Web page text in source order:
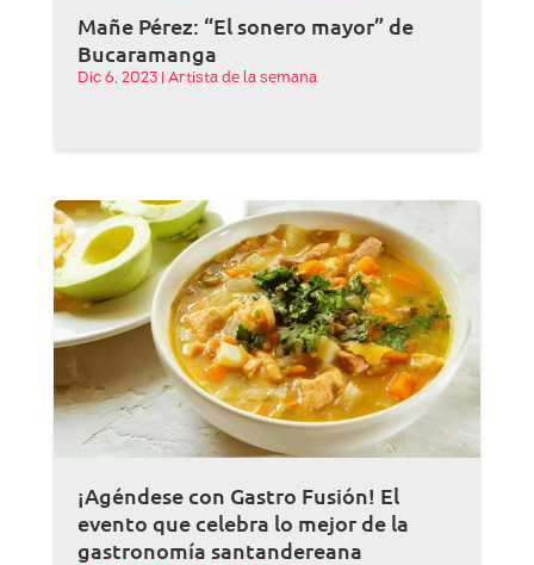
Mañe Pérez: “El sonero mayor” de
Bucaramanga
Dic 6, 2023| Artista de la semana
¡Agéndese con Gastro Fusión! El
evento que celebra lo mejor de la
gastronomía santandereana